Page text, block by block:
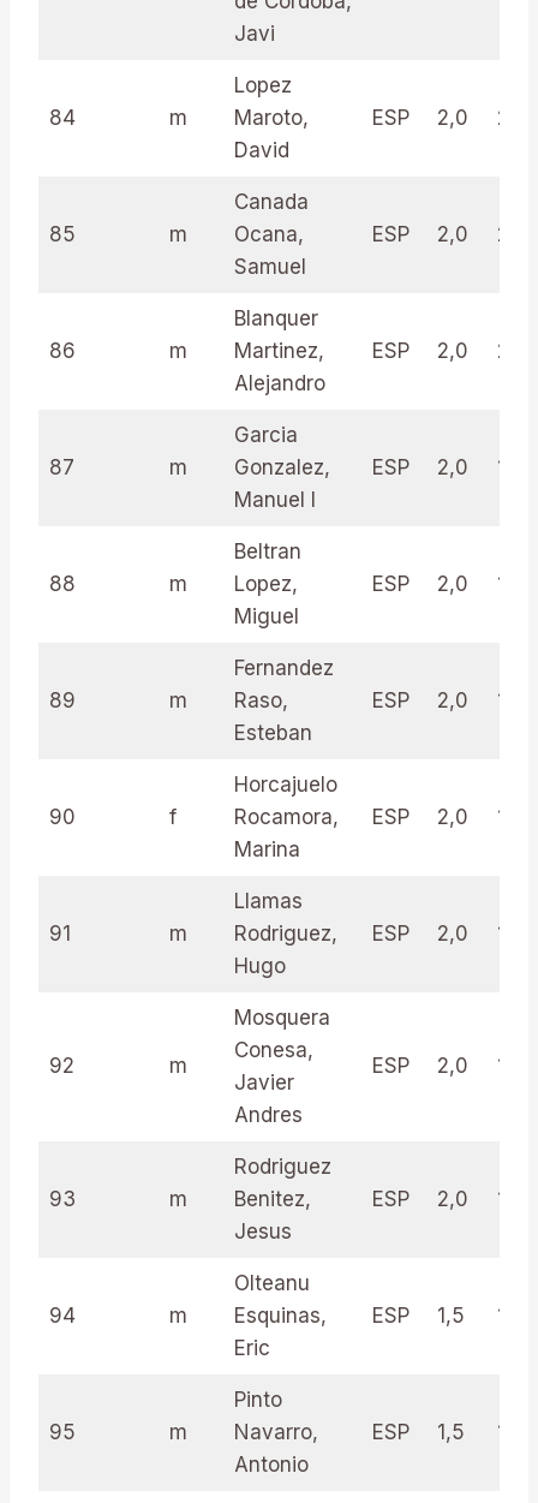
Javi
84 m
Lopez
Maroto,
David
ESP 2,0 22.0
85 m
Canada
Ocana,
Samuel
ESP 2,0 21.0
86 m
Blanquer
Martinez,
Alejandro
ESP 2,0
87 m
Garcia
Gonzalez,
Manuel I
ESP 2,0 19.0
88 m
Beltran
Lopez,
Miguel
ESP 2,0 19.0
89 m
Fernandez
Raso,
Esteban
ESP 2,0 18.5
90 f
Horcajuelo
Rocamora,
Marina
ESP 2,0 17.5
91 m
Llamas
Rodriguez,
Hugo
ESP 2,0 16.5
92 m
Mosquera
Conesa,
Javier
Andres
ESP 2,0 15.5
93 m
Rodriguez
Benitez,
Jesus
ESP 2,0 15.0
94 m
Olteanu
Esquinas,
Eric
ESP 1,5 17.0
95 m
Pinto
Navarro,
Antonio
ESP 1,5 15.0